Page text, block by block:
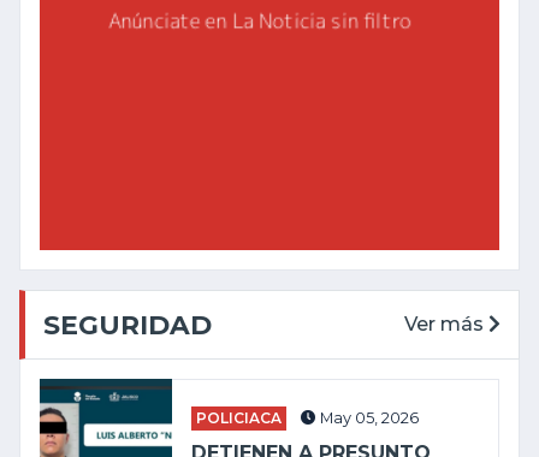
SEGURIDAD Ver más
POLICIACA May 05, 2026